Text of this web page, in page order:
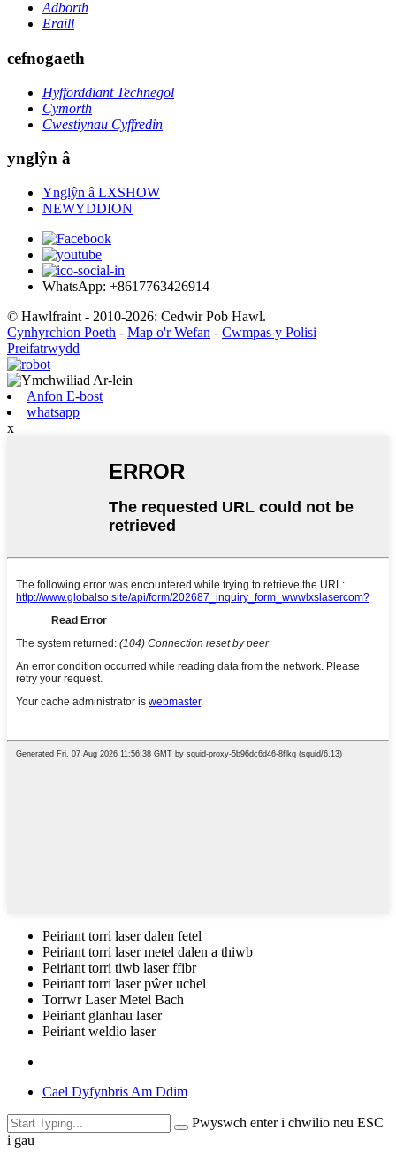
Adborth
Eraill
cefnogaeth
Hyfforddiant Technegol
Cymorth
Cwestiynau Cyffredin
ynglŷn â
Ynglŷn â LXSHOW
NEWYDDION
WhatsApp: +8617763426914
© Hawlfraint - 2010-2026: Cedwir Pob Hawl.
Cynhyrchion Poeth - Map o'r Wefan - Cwmpas y Polisi
Preifatrwydd
Anfon E-bost
whatsapp
x
Peiriant torri laser dalen fetel
Peiriant torri laser metel dalen a thiwb
Peiriant torri tiwb laser ffibr
Peiriant torri laser pŵer uchel
Torrwr Laser Metel Bach
Peiriant glanhau laser
Peiriant weldio laser
Cael Dyfynbris Am Ddim
Pwyswch enter i chwilio neu ESC
i gau